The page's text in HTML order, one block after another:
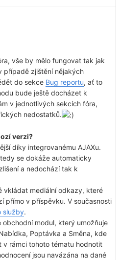
vše by mělo fungovat tak jak
případě zjištění nějakých
do sekce Bug reportu, ať to
bude ještě docházet k
v jednotlivých sekcích fóra,
nedostatků.
verzi?
díky integrovanému AJAXu.
se dokáže automaticky
a nedochází tak k
vkládat mediální odkazy, které
přímo v příspěvku. V současnosti
služby.
obchodní modul, který umožňuje
Poptávka a Směna, kde
v rámci tohoto tématu hodnotit
jsou navázána na dané